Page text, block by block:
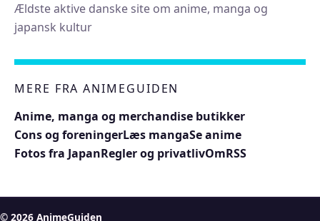
Ældste aktive danske site om anime, manga og
japansk kultur
MERE FRA ANIMEGUIDEN
Anime, manga og merchandise butikker
Cons og foreningerLæs mangaSe anime
Fotos fra JapanRegler og privatlivOmRSS
© 2026 AnimeGuiden